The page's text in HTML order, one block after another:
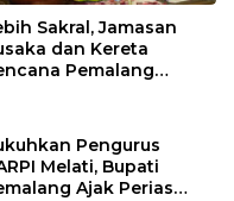
Sakral, Jamasan
dan Kereta
Pemalang
Pengurus
Melati, Bupati
Ajak Perias